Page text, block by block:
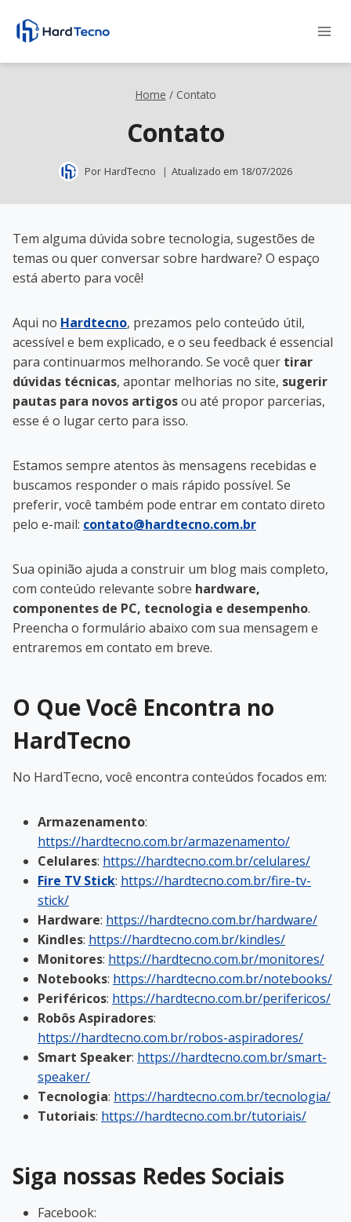
para
Conteúdo
Home / Contato
Contato
Por HardTecno Atualizado em 18/07/2026
Tem alguma dúvida sobre tecnologia, sugestões de
temas ou quer conversar sobre hardware? O espaço
está aberto para você!
Aqui no Hardtecno, prezamos pelo conteúdo útil,
acessível e bem explicado, e o seu feedback é essencial
para continuarmos melhorando. Se você quer tirar
dúvidas técnicas, apontar melhorias no site, sugerir
pautas para novos artigosou até propor parcerias,
esse é o lugar certo para isso.
Estamos sempre atentos às mensagens recebidas e
buscamos responder o mais rápido possível. Se
preferir, você também pode entrar em contato direto
pelo e-mail: contato@hardtecno.com.br
Sua opinião ajuda a construir um blog mais completo,
com conteúdo relevante sobre hardware,
componentes de PC, tecnologia e desempenho.
Preencha o formulário abaixo com sua mensagem e
entraremos em contato em breve.
O Que Você Encontra no
HardTecno
No HardTecno, você encontra conteúdos focados em:
Armazenamento:
https://hardtecno.com.br/armazenamento/
Celulares: https://hardtecno.com.br/celulares/
Fire TV Stick: https://hardtecno.com.br/fire-tv-
stick/
Hardware: https://hardtecno.com.br/hardware/
Kindles: https://hardtecno.com.br/kindles/
Monitores: https://hardtecno.com.br/monitores/
Notebooks: https://hardtecno.com.br/notebooks/
Periféricos: https://hardtecno.com.br/perifericos/
Robôs Aspiradores:
https://hardtecno.com.br/robos-aspiradores/
Smart Speaker: https://hardtecno.com.br/smart-
speaker/
Tecnologia: https://hardtecno.com.br/tecnologia/
Tutoriais: https://hardtecno.com.br/tutoriais/
Siga nossas Redes Sociais
Facebook: